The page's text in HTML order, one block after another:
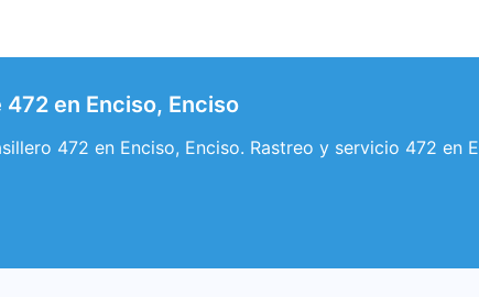
en Enciso, Enciso
472 en Enciso, Enciso. Rastreo y servicio 472 en